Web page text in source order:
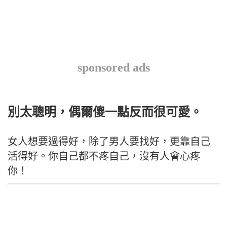
sponsored ads
別太聰明，偶爾傻一點反而很可愛。
女人想要過得好，除了男人要找好，更靠自己
活得好。你自己都不疼自己，沒有人會心疼
你！